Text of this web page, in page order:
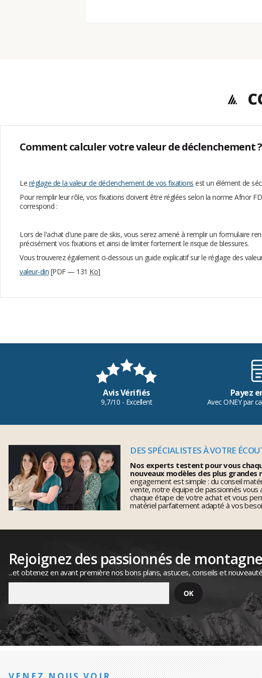
Comment calculer votre valeur de déclenchement ?
Le réglage de la valeur de déclenchement de vos fixations est un élément de
Pour remplir leur rôle, vos fixations doivent être réglées selon la norme Afnor
correspond :
Lors de l'achat d'une paire de skis, vous serez amené à remplir un formulaire
précisément vos fixations et ainsi de limiter fortement le risque de blessures.
Vous trouverez également ci-dessous un guide explicatif sur le réglage des
valeur-din [PDF — 131 Ko]
Avis Vérifiés
9,7/10 - Excellent
Payez
Avec ONEY par
DES SPÉCIALISTES À VOTRE
Nos experts testent pour vous
nouveaux modèles des plus grandes
engagement est simple : du conseil
vente, notre équipe de passionnés vous
chaque étape de votre achat et vous
matériel parfaitement adapté à vos
Rejoignez des passionnés de montagne
...et obtenez en avant première nos bons plans, astuces, conseils et